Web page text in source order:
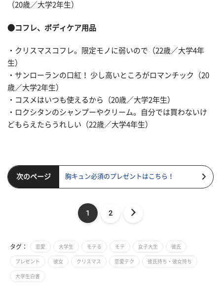
（20歳／大学2年生）
●コフレ、ボディケア用品
・クリスマスコフレ。限定モノに弱いので（22歳／大学4年
生）
・サンローランの口紅！ 少し高いところがロマンチック（20
歳／大学2年生）
・コスメはいつも使えるから（20歳／大学2年生）
・ロクシタンのシャンプーやクリーム。自分では買わないけ
どもらえたらうれしい（22歳／大学4年生）
次のページ 胸キュン必須のプレゼントはこちら！
1 2
タグ： 恋愛 大学生 モテる モテ 女子大生 彼氏
プレゼント 彼女 クリスマス 恋愛テク 彼氏持ち・彼女持ち
大学生白書